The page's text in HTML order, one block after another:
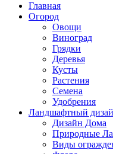
Главная
Огород
Овощи
Виноград
Грядки
Деревья
Кусты
Растения
Семена
Удобрения
Ландшафтный
Дизайн Дома
Природные
Виды